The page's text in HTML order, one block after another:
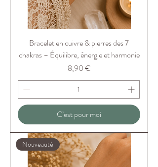
Bracelet en cuivre & pierres des 7
chakras – Équilibre, énergie et harmonie
Prix
8,90 €
C’est pour moi
Nouveauté